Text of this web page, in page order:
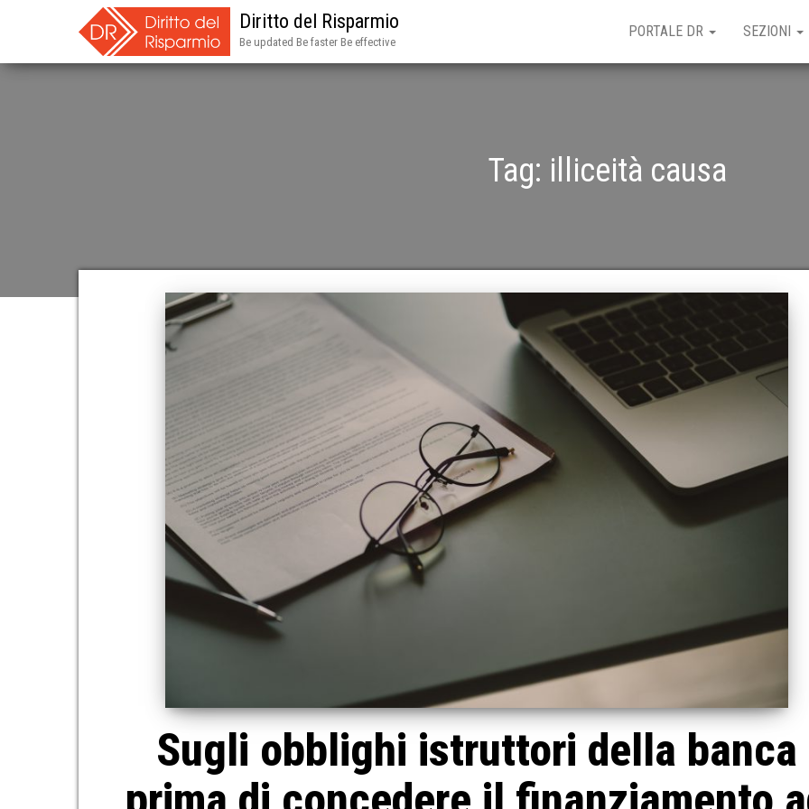
Diritto del Risparmio
Be updated Be faster Be effective
PORTALE DR SEZIONI
Tag: illiceità causa
Sugli obblighi istruttori della banca